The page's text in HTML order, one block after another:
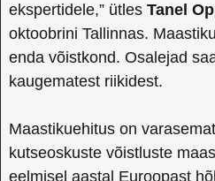
ekspertidele,” ütles Tanel
oktoobrini Tallinnas.
enda võistkond. Osalejad
kaugematest riikidest.
Maastikuehitus on
kutseoskuste võistluste
eelmisel aastal Euroopast